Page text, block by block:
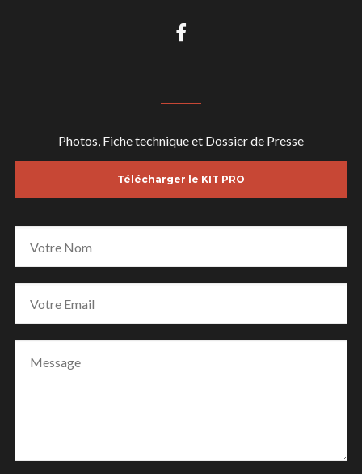
Photos, Fiche technique et Dossier de Presse
Télécharger le KIT PRO